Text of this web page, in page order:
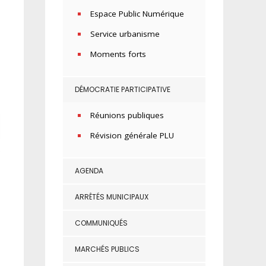
Espace Public Numérique
Service urbanisme
Moments forts
DÉMOCRATIE PARTICIPATIVE
Réunions publiques
Révision générale PLU
AGENDA
ARRÊTÉS MUNICIPAUX
COMMUNIQUÉS
MARCHÉS PUBLICS